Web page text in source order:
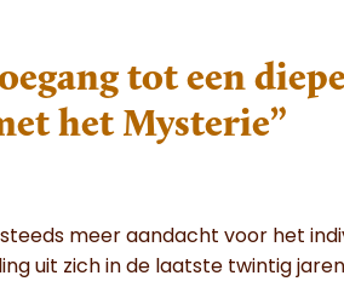
tot een diepe
het Mysterie”
meer aandacht voor het
uit zich in de laatste twintig